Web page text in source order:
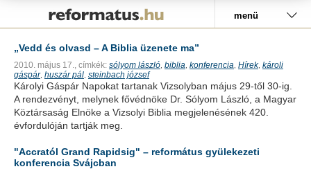
menü
„Vedd és olvasd – A Biblia üzenete ma”
2010. május 17., címkék: sólyom lászló biblia konferencia Hírek, károli
gáspár, huszár pál steinbach józsef
Károlyi Gáspár Napokat tartanak Vizsolyban május 29-től 30-ig.
A rendezvényt, melynek fővédnöke Dr. Sólyom László, a Magyar
Köztársaság Elnöke a Vizsolyi Biblia megjelenésének 420.
évfordulóján tartják meg.
"Accratól Grand Rapidsig" – református gyülekezeti
konferencia Svájcban